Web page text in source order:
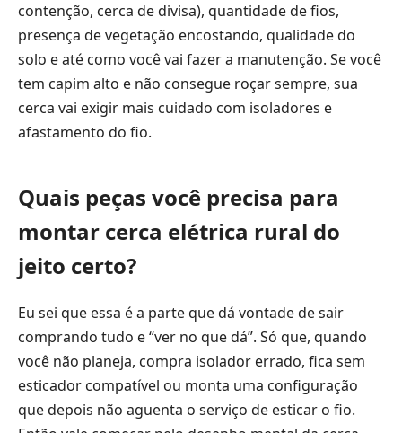
contenção, cerca de divisa), quantidade de fios,
presença de vegetação encostando, qualidade do
solo e até como você vai fazer a manutenção. Se você
tem capim alto e não consegue roçar sempre, sua
cerca vai exigir mais cuidado com isoladores e
afastamento do fio.
Quais peças você precisa para
montar cerca elétrica rural do
jeito certo?
Eu sei que essa é a parte que dá vontade de sair
comprando tudo e “ver no que dá”. Só que, quando
você não planeja, compra isolador errado, fica sem
esticador compatível ou monta uma configuração
que depois não aguenta o serviço de esticar o fio.